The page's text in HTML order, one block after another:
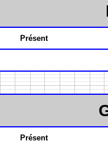
Présent
Présent